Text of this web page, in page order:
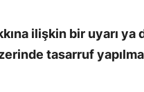
ilişkin bir uyarı
tasarruf